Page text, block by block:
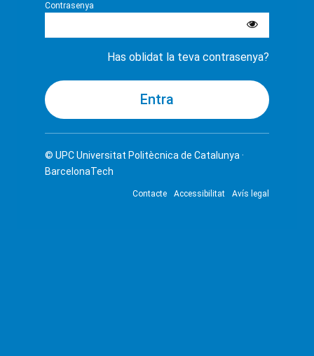
Contrasenya
Has oblidat la teva contrasenya?
© UPCUniversitat Politècnica de Catalunya ·
BarcelonaTech
Contacte Accessibilitat Avís legal